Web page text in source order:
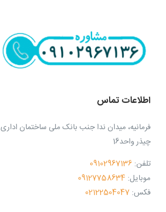
اطلاعات تماس
فرمانیه، میدان ندا جنب بانک ملی ساختمان اداری
چیذر واحد16
تلفن: 09102967136
موبایل: 09127758634
فکس: 02122504047